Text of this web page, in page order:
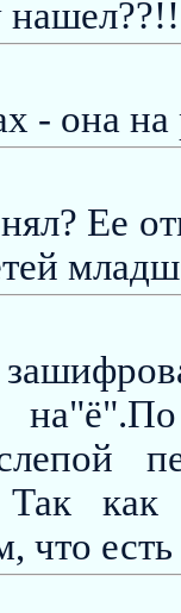
- она
Ее
слепой
Так
что